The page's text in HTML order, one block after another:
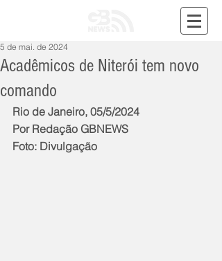
Acadêmicos de Niterói tem novo
comando
5 de mai. de 2024
Rio de Janeiro, 05/5/2024
Por Redação GBNEWS
Foto: Divulgação